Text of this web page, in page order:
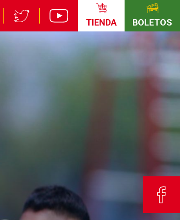
TIENDA BOLETOS